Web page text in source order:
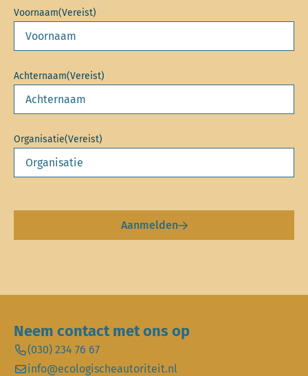
Voornaam(Vereist)
Achternaam(Vereist)
Organisatie(Vereist)
Aanmelden
Neem contact met ons op
(030) 234 76 67
info@ecologischeautoriteit.nl